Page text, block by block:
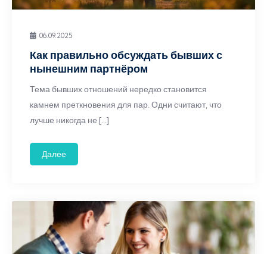
06.09.2025
Как правильно обсуждать бывших с
нынешним партнёром
Тема бывших отношений нередко становится
камнем преткновения для пар. Одни считают, что
лучше никогда не […]
Далее